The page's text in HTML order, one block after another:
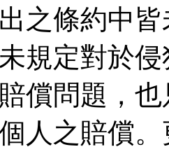
之條約中
規定對於
償問題，
人之賠償